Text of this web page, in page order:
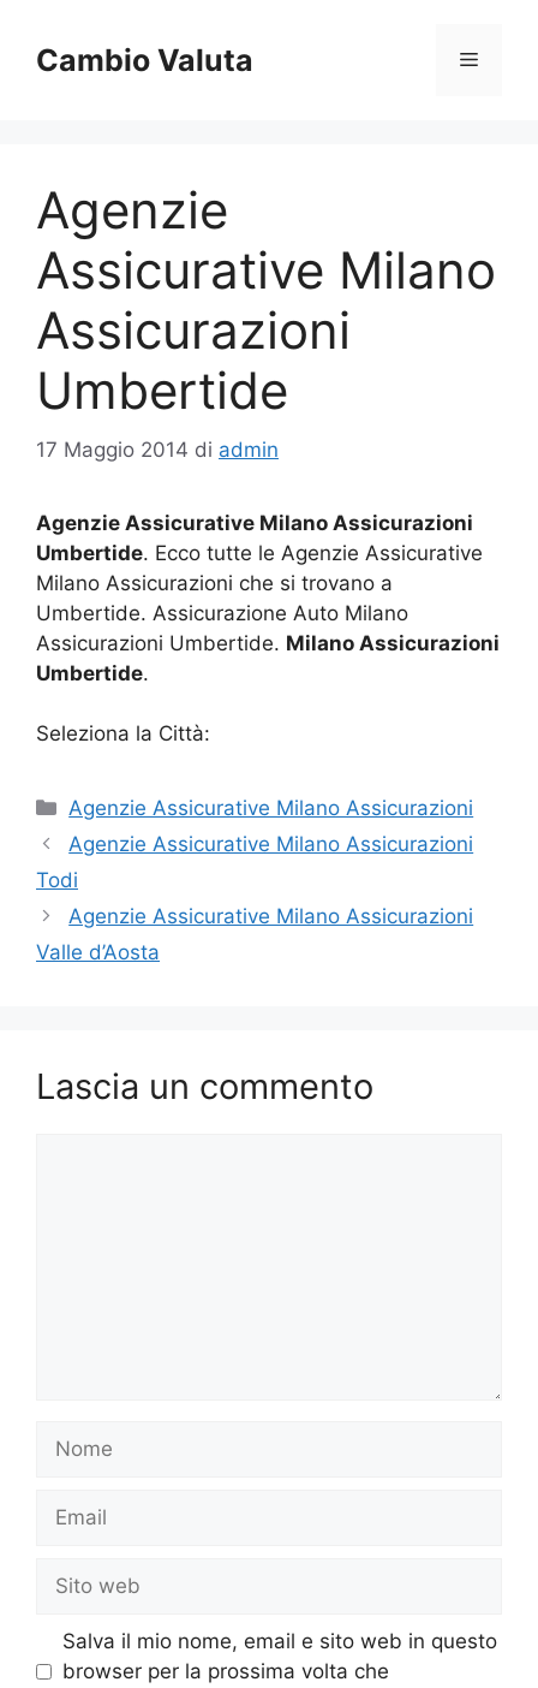
contenuto
Cambio Valuta Menu
Agenzie
Assicurative Milano
Assicurazioni
Umbertide
17 Maggio 2014 di admin
Agenzie Assicurative Milano Assicurazioni
Umbertide. Ecco tutte le Agenzie Assicurative
Milano Assicurazioni che si trovano a
Umbertide. Assicurazione Auto Milano
Assicurazioni Umbertide. Milano Assicurazioni
Umbertide.
Seleziona la Città:
Categorie
Agenzie Assicurative Milano Assicurazioni
Agenzie Assicurative Milano Assicurazioni
Todi
Agenzie Assicurative Milano Assicurazioni
Valle d’Aosta
Lascia un commento
Nome
Email
Sito
web
Salva il mio nome, email e sito web in questo
browser per la prossima volta che